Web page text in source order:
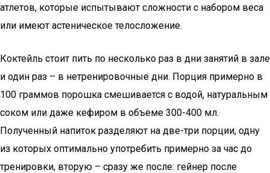
атлетов, которые испытывают сложности с набором веса
или имеют астеническое телосложение.
Коктейль стоит пить по несколько раз в дни занятий в зале
и один раз – в нетренировочные дни. Порция примерно в
100 граммов порошка смешивается с водой, натуральным
соком или даже кефиром в объеме 300-400 мл.
Полученный напиток разделяют на две-три порции, одну
из которых оптимально употребить примерно за час до
тренировки, вторую – сразу же после: гейнер после